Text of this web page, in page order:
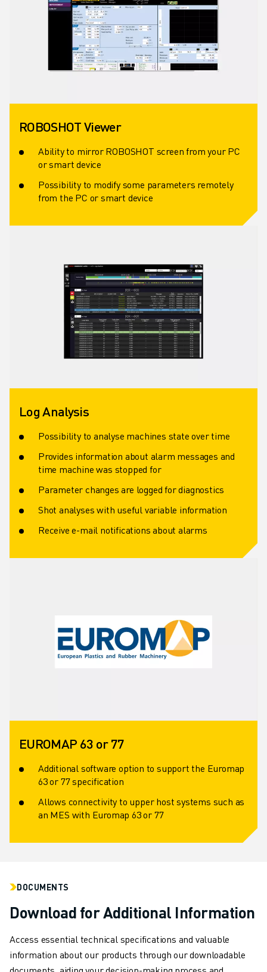
ROBOSHOT Viewer
Ability to mirror ROBOSHOT screen from your PC
or smart device
Possibility to modify some parameters remotely
from the PC or smart device
Log Analysis
Possibility to analyse machines state over time
Provides information about alarm messages and
time machine was stopped for
Parameter changes are logged for diagnostics
Shot analyses with useful variable information
Receive e-mail notifications about alarms
EUROMAP 63 or 77
Additional software option to support the Euromap
63 or 77 specification
Allows connectivity to upper host systems such as
an MES with Euromap 63 or 77
DOCUMENTS
Download for Additional Information
Access essential technical specifications and valuable
information about our products through our downloadable